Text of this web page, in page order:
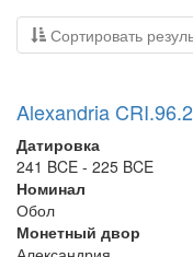
Сортировать
Alexandria
Датировка
241 BCE - 225 BCE
Номинал
Обол
Монетный двор